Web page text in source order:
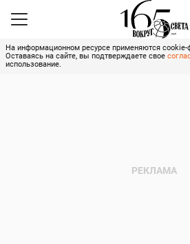
На информационном ресурсе применяются
Оставаясь на сайте, вы подтверждаете свое
использование.